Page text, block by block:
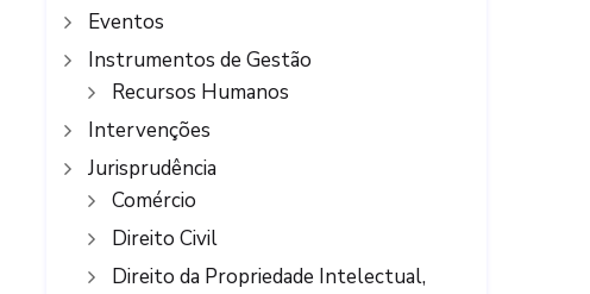
Eventos
Instrumentos de Gestão
Recursos Humanos
Intervenções
Jurisprudência
Comércio
Direito Civil
Direito da Propriedade Intelectual,